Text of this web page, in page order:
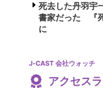
死去した丹羽宇
書家だった 『
に
J-CAST 会社ウォッチ
アクセス